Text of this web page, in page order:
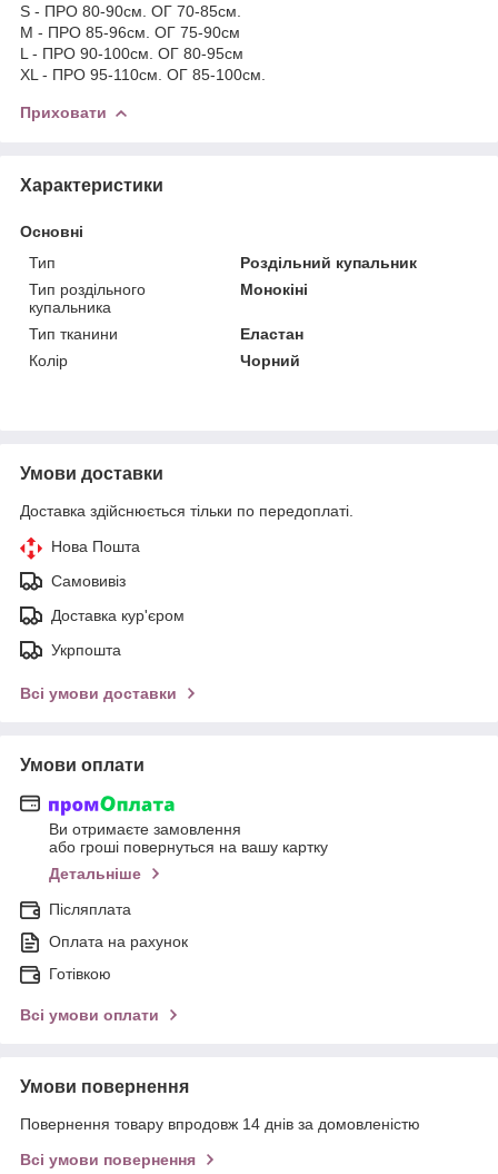
S - ПРО 80-90см. ОГ 70-85см.
M - ПРО 85-96см. ОГ 75-90см
L - ПРО 90-100см. ОГ 80-95см
XL - ПРО 95-110см. ОГ 85-100см.
Приховати
Характеристики
Основні
Тип
Роздільний купальник
Тип роздільного
купальника
Монокіні
Тип тканини
Еластан
Колір
Чорний
Умови доставки
Доставка здійснюється тільки по передоплаті.
Нова Пошта
Самовивіз
Доставка кур'єром
Укрпошта
Всі умови доставки
Умови оплати
Ви отримаєте замовлення
або гроші повернуться на вашу картку
Детальніше
Післяплата
Оплата на рахунок
Готівкою
Всі умови оплати
Умови повернення
Повернення товару впродовж 14 днів за домовленістю
Всі умови повернення